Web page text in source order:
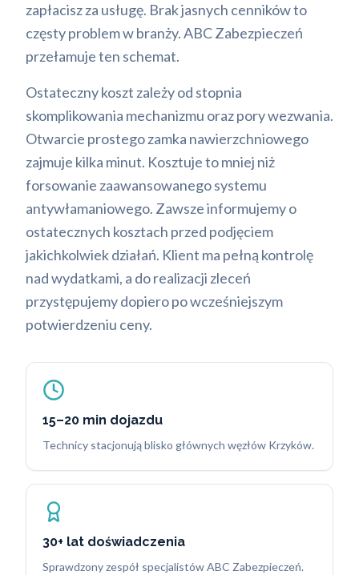
zapłacisz za usługę. Brak jasnych cenników to
częsty problem w branży. ABC Zabezpieczeń
przełamuje ten schemat.
Ostateczny koszt zależy od stopnia
skomplikowania mechanizmu oraz pory wezwania.
Otwarcie prostego zamka nawierzchniowego
zajmuje kilka minut. Kosztuje to mniej niż
forsowanie zaawansowanego systemu
antywłamaniowego. Zawsze informujemy o
ostatecznych kosztach przed podjęciem
jakichkolwiek działań. Klient ma pełną kontrolę
nad wydatkami, a do realizacji zleceń
przystępujemy dopiero po wcześniejszym
potwierdzeniu ceny.
15–20 min dojazdu
Technicy stacjonują blisko głównych węzłów Krzyków.
30+ lat doświadczenia
Sprawdzony zespół specjalistów ABC Zabezpieczeń.